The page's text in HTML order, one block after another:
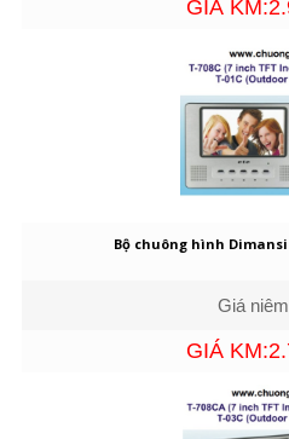
GIÁ
Bộ chuông hình Dimansi
Giá
GIÁ